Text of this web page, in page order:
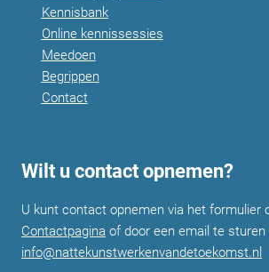
Kennisbank
Online kennissessies
Meedoen
Begrippen
Contact
Wilt u contact opnemen?
U kunt contact opnemen via het formulier
Contactpagina of door een email te sturen
info@nattekunstwerkenvandetoekomst.nl